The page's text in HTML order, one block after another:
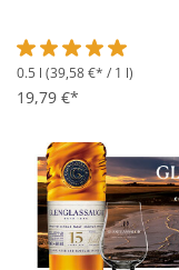
Durchschnittliche
0.5 l (39,58 €* / 1 l)
19,79 €*